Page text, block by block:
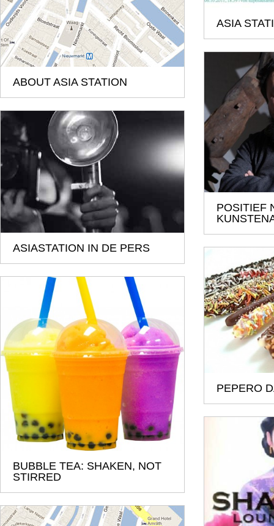
ASIA
ABOUT ASIA STATION
POSITIEF
ASIASTATION IN DE PERS
PEPERO
BUBBLE TEA: SHAKEN, NOT
STIRRED